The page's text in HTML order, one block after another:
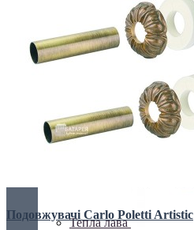
З каменю
Тепла лава
Подовжувачі Carlo Poletti Artistic